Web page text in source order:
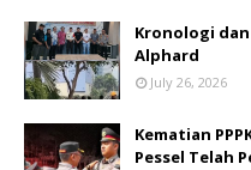
Kronologi
Alphard
July 26, 2026
Kematian
Pessel Telah